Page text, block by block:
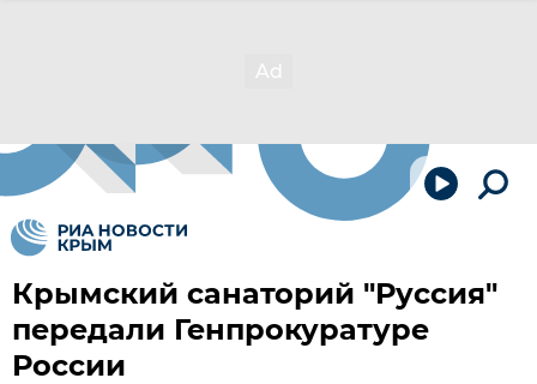
Крымский санаторий "Руссия"
передали Генпрокуратуре
России